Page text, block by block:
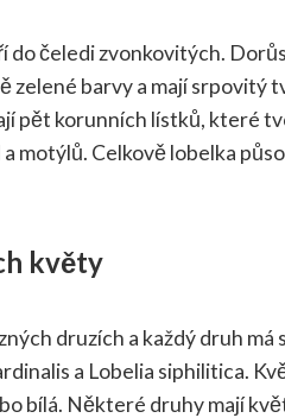
čeledi zvonkovitých.
zelené barvy a mají srpovitý
pět korunních lístků, které
motýlů. Celkově lobelka
květy
druzích a každý druh
a Lobelia siphilitica.
bílá. Některé druhy mají